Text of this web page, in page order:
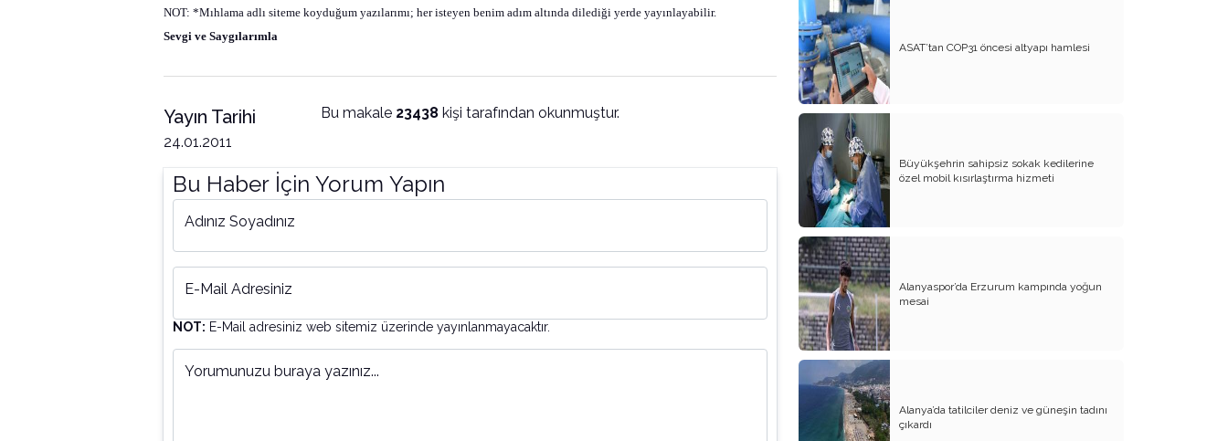
NOT: *Mıhlama adlı siteme koyduğum yazılarımı; her isteyen benim adım altında dilediği yerde yayınlayabilir.
Sevgi ve Saygılarımla
Yayın Tarihi
24.01.2011
Bu makale 23438kişi tarafından okunmuştur.
Bu Haber İçin Yorum Yapın
Adınız Soyadınız
E-Mail Adresiniz
NOT: E-Mail adresiniz web sitemiz üzerinde yayınlanmayacaktır.
Yorumunuzu buraya yazınız...
Sözde Kadın Hakları Günü
Engellilerimize Engel Olmayalım
Öğretmenler Günü ve Eğitim
Sistemimiz
Kreşten Üniversiteye Tavsiyelerim
Binalar ve Zinalar
Altın Takı Mağdurları
Protokol
Modifiye Kadınlar
Evliliğin Anatomisi
Diyanet İşleri Hallet Şu İşleri
Mezarcı Hikmet’in Yürek Burkan Hayat
Hikayesi
Neşet Ertaş’ın Anısına
ASAT’tan COP31 öncesi altyapı hamlesi
Büyükşehrin sahipsiz sokak kedilerine
özel mobil kısırlaştırma hizmeti
Alanyaspor’da Erzurum kampında yoğun
mesai
Alanya’da tatilciler deniz ve güneşin tadını
çıkardı